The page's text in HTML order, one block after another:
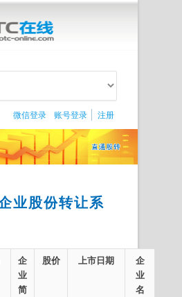
微信登录 账号登录 注册
业股份转让系
企
业
简
股价 上市日期
企
业
名